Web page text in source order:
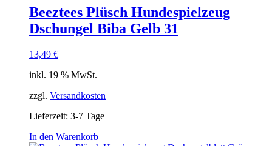
Beeztees Plüsch Hundespielzeug
Dschungel Biba Gelb 31
13,49 €
inkl. 19 % MwSt.
zzgl. Versandkosten
Lieferzeit: 3-7 Tage
In den Warenkorb